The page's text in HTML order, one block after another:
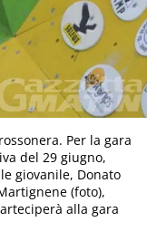
Per la gara
del 29 giugno,
giovanile, Donato
(foto),
alla gara